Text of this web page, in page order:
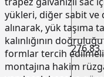
276,83
yükleri, diğer sabit ve
alınarak, yük taşıma
kalınlığının
formlar tercih
montajına hakim